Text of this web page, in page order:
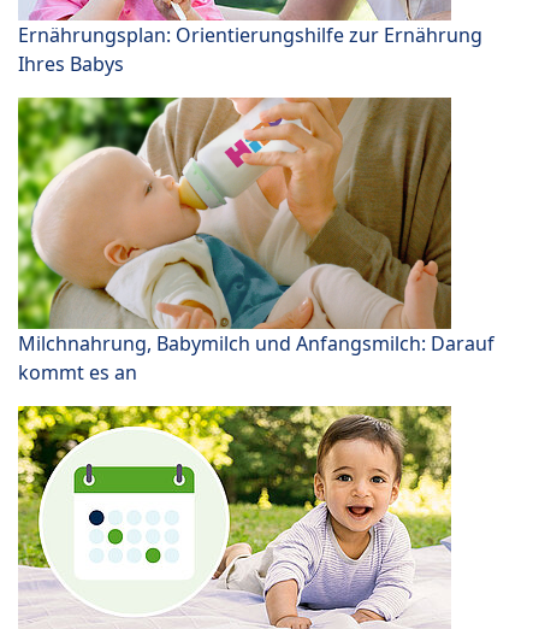
Ernährungsplan: Orientierungshilfe zur Ernährung
Ihres Babys
Milchnahrung, Babymilch und Anfangsmilch: Darauf
kommt es an